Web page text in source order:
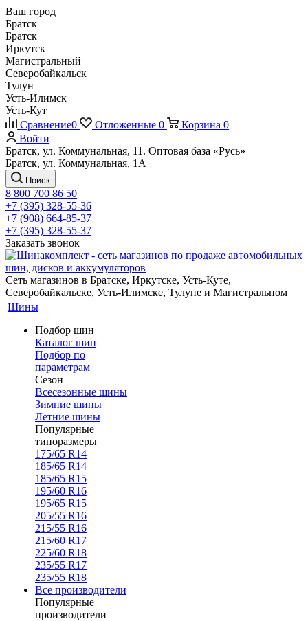
Ваш город
Братск
Братск
Иркутск
Магистральный
Северобайкальск
Тулун
Усть-Илимск
Усть-Кут
Сравнение0 Отложенные 0 Корзина 0
Войти
Братск, ул. Коммунальная, 11. Оптовая база «Русь»
Братск, ул. Коммунальная, 1А
Поиск
8 800 700 86 50
+7 (395) 328-55-36
+7 (908) 664-85-37
+7 (395) 328-55-37
Заказать звонок
Сеть магазинов в Братске, Иркутске, Усть-Куте,
Северобайкальске, Усть-Илимске, Тулуне и Магистральном
Шины
Подбор шин
Каталог шин
Подбор по
параметрам
Сезон
Всесезонные шины
Зимние шины
Летние шины
Популярные
типоразмеры
175/65 R14
185/65 R14
185/65 R15
195/60 R16
195/65 R15
205/55 R16
215/55 R16
215/60 R17
225/60 R18
235/55 R17
235/55 R18
Все производители
Популярные
производители